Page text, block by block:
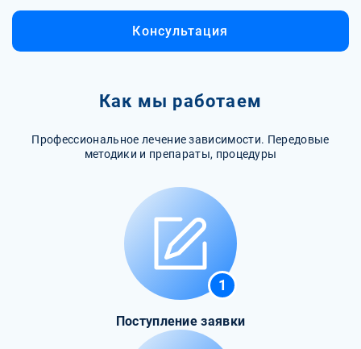
Консультация
Как мы работаем
Профессиональное лечение зависимости. Передовые
методики и препараты, процедуры
1
Поступление заявки